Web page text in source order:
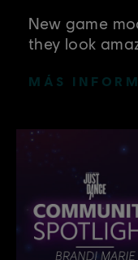
New game
they look
MÁS